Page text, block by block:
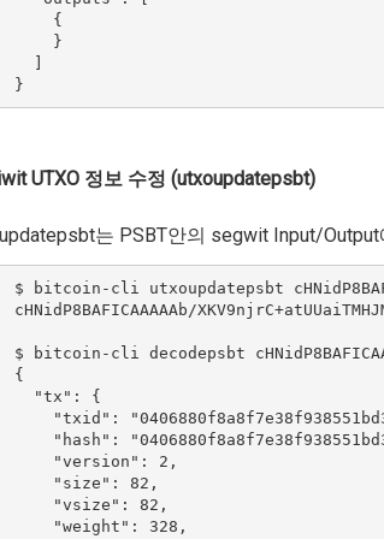
{
}
]
UTXO 정보 수정 (utxoupdatepsbt)
는 PSBT안의 segwit Input/
$ bitcoin-cli utxoupdatepsbt
cHNidP8BAFICAAAAAb/
$ bitcoin-cli decodepsbt
{
"tx": {
"txid":
"hash":
"version": 2,
"size": 82,
"vsize": 82,
"weight": 328,